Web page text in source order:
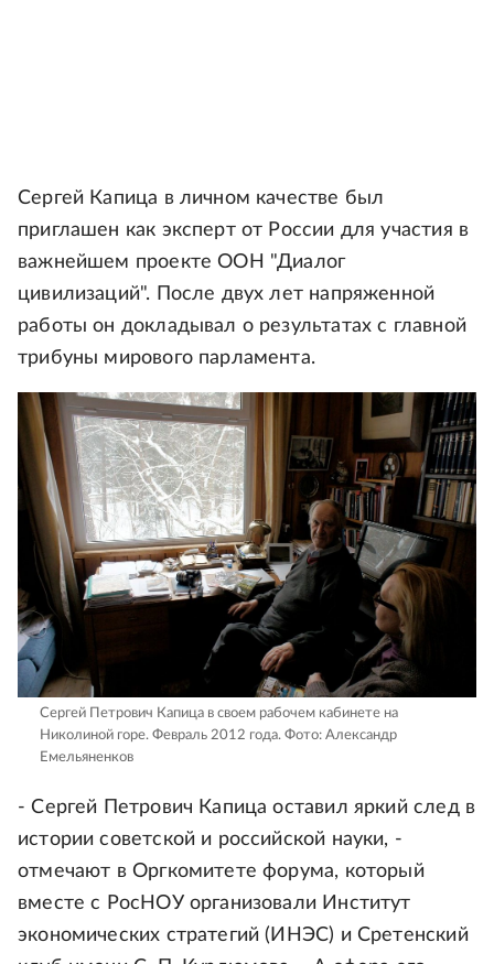
Сергей Капица в личном качестве был
приглашен как эксперт от России для участия в
важнейшем проекте ООН "Диалог
цивилизаций". После двух лет напряженной
работы он докладывал о результатах с главной
трибуны мирового парламента.
Сергей Петрович Капица в своем рабочем кабинете на
Николиной горе. Февраль 2012 года. Фото: Александр
Емельяненков
- Сергей Петрович Капица оставил яркий след в
истории советской и российской науки, -
отмечают в Оргкомитете форума, который
вместе с РосНОУ организовали Институт
экономических стратегий (ИНЭС) и Сретенский